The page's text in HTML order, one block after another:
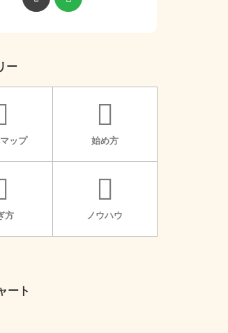
ー
ップ 始め方
方 ノウハウ
ート